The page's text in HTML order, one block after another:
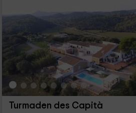
Turmaden des Capità